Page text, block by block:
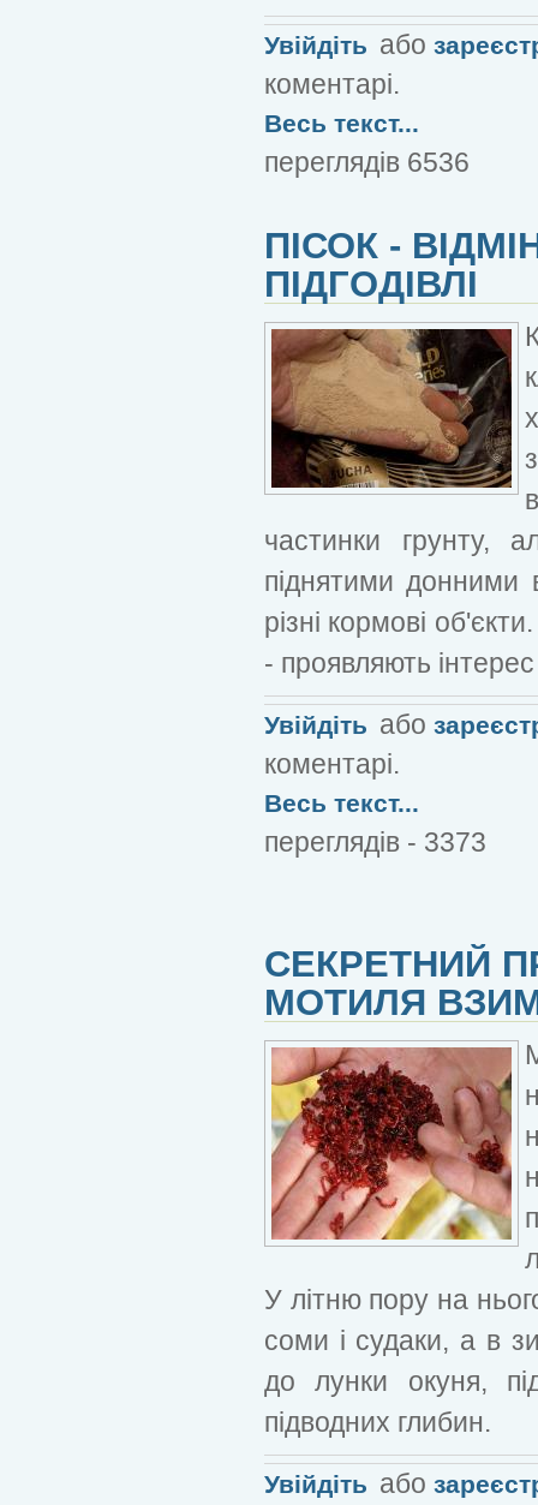
Увійдіть або
коментарі.
Весь текст...
переглядів 6536
ПІСОК -
ПІДГОДІВЛІ
частинки грунту,
піднятими донними
різні кормові
- проявляють
Увійдіть або
коментарі.
Весь текст...
переглядів - 3373
СЕКРЕТНИЙ
МОТИЛЯ
У літню пору на
соми і судаки, а в
до лунки окуня,
підводних глибин.
Увійдіть або